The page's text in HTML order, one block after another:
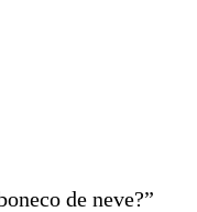
de neve?”